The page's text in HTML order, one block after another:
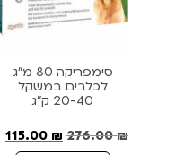
סימפריקה 80 מ”ג
לכלבים במשקל
20-40 ק”ג
276.00₪
115.00 ₪